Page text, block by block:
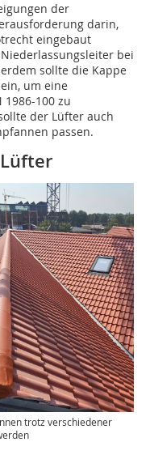
der
darin,
eingebaut
bei
sollte die Kappe
um eine
100 zu
der Lüfter auch
passen.
trotz verschiedener